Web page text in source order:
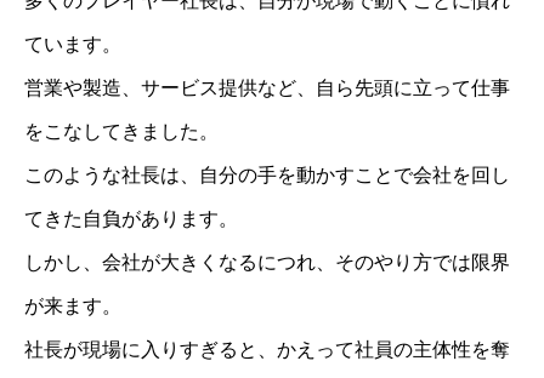
ています。
営業や製造、サービス提供など、自ら先頭に立って仕事
をこなしてきました。
このような社長は、自分の手を動かすことで会社を回し
てきた自負があります。
しかし、会社が大きくなるにつれ、そのやり方では限界
が来ます。
社長が現場に入りすぎると、かえって社員の主体性を奪